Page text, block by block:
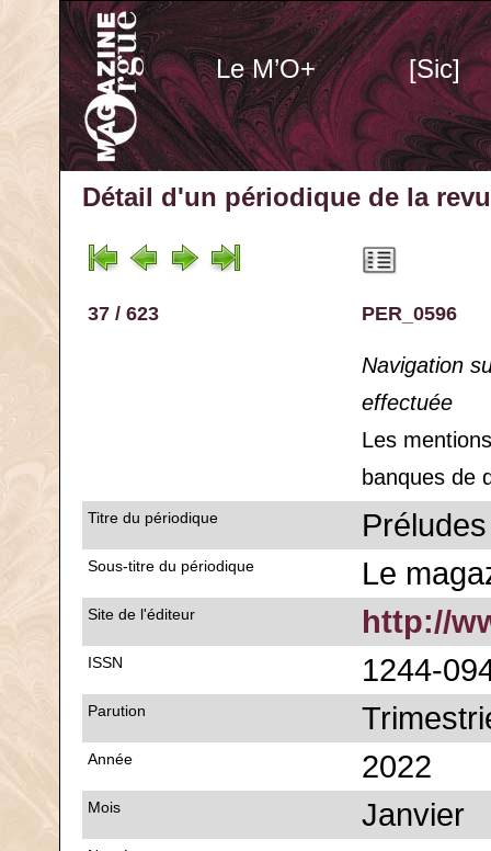
Le M’O+ [Sic]
Détail d'un périodique de la
37 / 623 PER_0596
Navigation
effectuée
Les
banques de
Titre du périodique Préludes
Sous-titre du périodique Le
Site de l'éditeur http://
ISSN 1244-
Parution
Année 2022
Mois Janvier